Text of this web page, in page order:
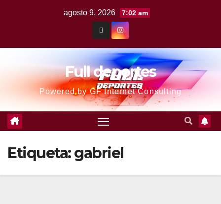
agosto 9, 2026 7:02 am
Full deportes
Powered by GF Internet Consulting
Etiqueta:gabriel